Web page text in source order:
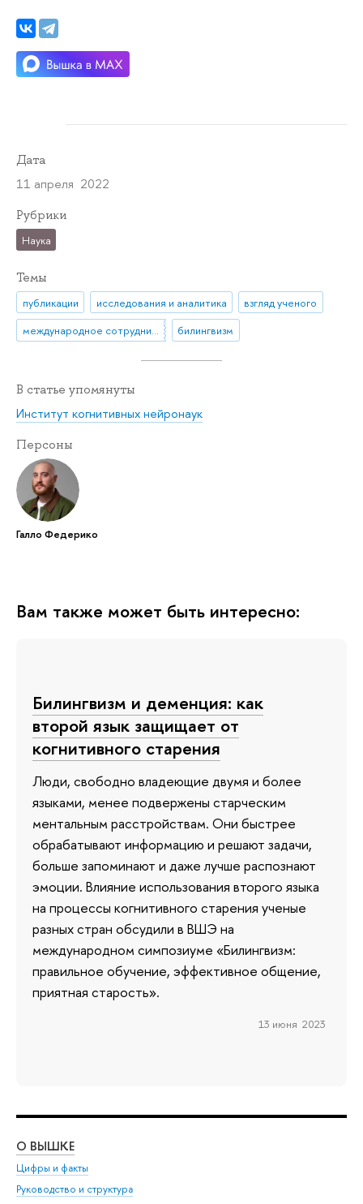
Дата
11 апреля 2022
Рубрики
Наука
Темы
публикации исследования и аналитика
взгляд ученого
международное сотрудничество
билингвизм
В статье упомянуты
Институт когнитивных нейронаук
Персоны
Галло Федерико
Вам также может быть интересно:
Билингвизм и деменция: как
второй язык защищает от
когнитивного старения
Люди, свободно владеющие двумя и более
языками, менее подвержены старческим
ментальным расстройствам. Они быстрее
обрабатывают информацию и решают задачи,
больше запоминают и даже лучше распознают
эмоции. Влияние использования второго языка
на процессы когнитивного старения ученые
разных стран обсудили в ВШЭ на
международном симпозиуме «Билингвизм:
правильное обучение, эффективное общение,
приятная старость».
13 июня 2023
О ВЫШКЕ
Цифры и факты
Руководство и структура